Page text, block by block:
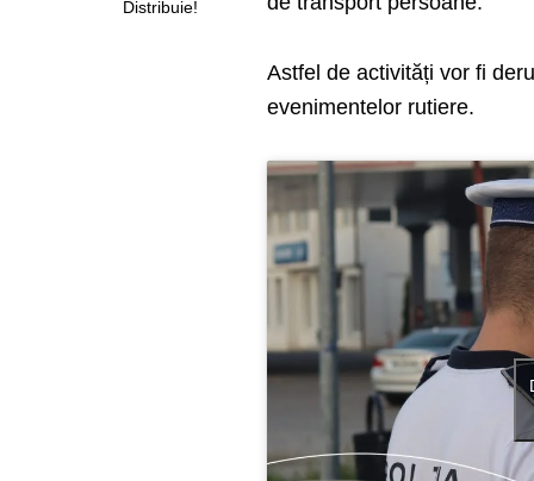
Distribuie!
Astfel de activități vor fi
evenimentelor rutiere.